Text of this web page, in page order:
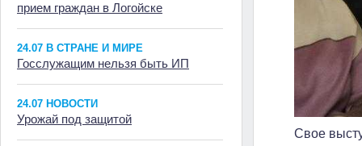
прием граждан в Логойске
24.07 В СТРАНЕ И МИРЕ
Госслужащим нельзя быть ИП
24.07 НОВОСТИ
Урожай под защитой
Свое